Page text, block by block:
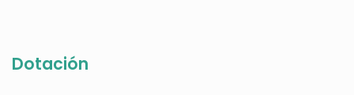
Dotación